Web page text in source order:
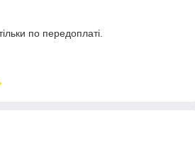
по передоплаті.